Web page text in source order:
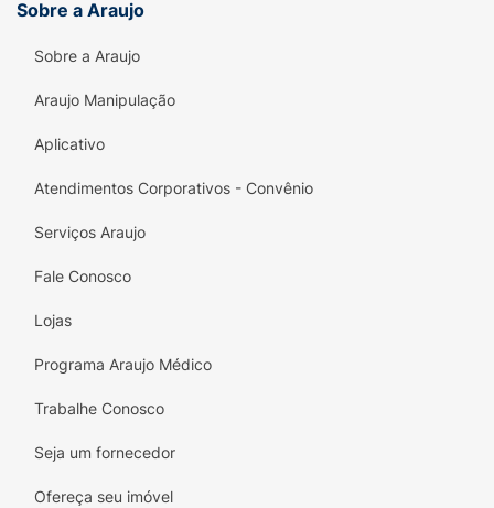
Sobre a Araujo
Sobre a Araujo
Araujo Manipulação
Aplicativo
Atendimentos Corporativos - Convênio
Serviços Araujo
Fale Conosco
Lojas
Programa Araujo Médico
Trabalhe Conosco
Seja um fornecedor
Ofereça seu imóvel